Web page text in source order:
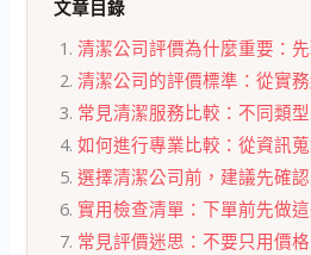
文章目錄
清潔公司評價為什麼重要：
清潔公司的評價標準：從實
常見清潔服務比較：不同類
如何進行專業比較：從資訊
選擇清潔公司前，建議先確
實用檢查清單：下單前先做
常見評價迷思：不要只用價